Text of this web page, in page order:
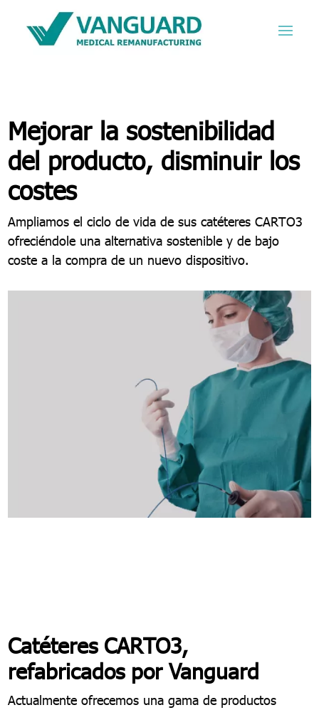
Mejorar la sostenibilidad
del producto, disminuir los
costes
Ampliamos el ciclo de vida de sus catéteres CARTO3
ofreciéndole una alternativa sostenible y de bajo
coste a la compra de un nuevo dispositivo.
Catéteres CARTO3,
refabricados por Vanguard
Actualmente ofrecemos una gama de productos